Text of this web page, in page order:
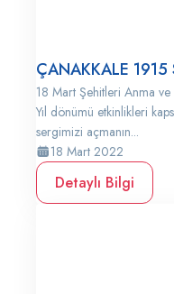
ÇANAKKALE 1915
18 Mart Şehitleri Anma
Yıl dönümü etkinlikleri
sergimizi açmanın...
18 Mart 2022
Detaylı Bilgi